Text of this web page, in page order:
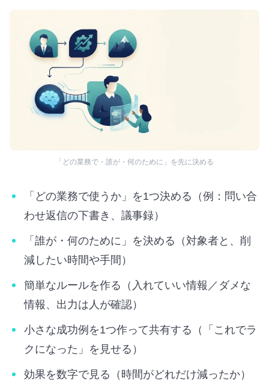
「どの業務で・誰が・何のために」を先に決める
「どの業務で使うか」を1つ決める（例：問い合
わせ返信の下書き、議事録）
「誰が・何のために」を決める（対象者と、削
減したい時間や手間）
簡単なルールを作る（入れていい情報／ダメな
情報、出力は人が確認）
小さな成功例を1つ作って共有する（「これでラ
クになった」を見せる）
効果を数字で見る（時間がどれだけ減ったか）